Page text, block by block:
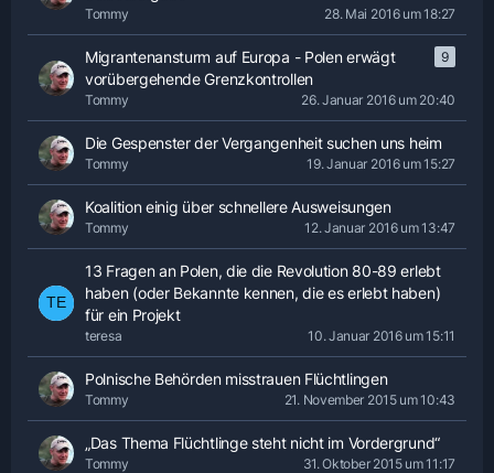
Tommy 28. Mai 2016 um 18:27
Migrantenansturm auf Europa - Polen erwägt
vorübergehende Grenzkontrollen
9
Tommy 26. Januar 2016 um 20:40
Die Gespenster der Vergangenheit suchen uns heim
Tommy 19. Januar 2016 um 15:27
Koalition einig über schnellere Ausweisungen
Tommy 12. Januar 2016 um 13:47
13 Fragen an Polen, die die Revolution 80-89 erlebt
haben (oder Bekannte kennen, die es erlebt haben)
für ein Projekt
teresa 10. Januar 2016 um 15:11
Polnische Behörden misstrauen Flüchtlingen
Tommy 21. November 2015 um 10:43
„Das Thema Flüchtlinge steht nicht im Vordergrund“
Tommy 31. Oktober 2015 um 11:17